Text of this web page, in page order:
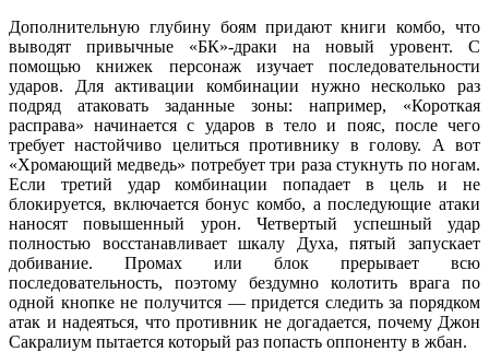
Дополнительную глубину боям придают книги комбо, что
выводят привычные «БК»-драки на новый уровент. С
помощью книжек персонаж изучает последовательности
ударов. Для активации комбинации нужно несколько раз
подряд атаковать заданные зоны: например, «Короткая
расправа» начинается с ударов в тело и пояс, после чего
требует настойчиво целиться противнику в голову. А вот
«Хромающий медведь» потребует три раза стукнуть по ногам.
Если третий удар комбинации попадает в цель и не
блокируется, включается бонус комбо, а последующие атаки
наносят повышенный урон. Четвертый успешный удар
полностью восстанавливает шкалу Духа, пятый запускает
добивание. Промах или блок прерывает всю
последовательность, поэтому бездумно колотить врага по
одной кнопке не получится — придется следить за порядком
атак и надеяться, что противник не догадается, почему Джон
Сакралиум пытается который раз попасть оппоненту в жбан.